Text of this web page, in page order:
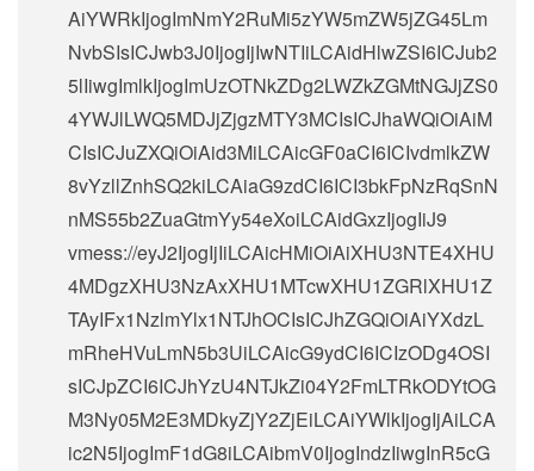
AiYWRkIjogImNmY2RuMi5zYW5mZW5jZG45Lm
NvbSIsICJwb3J0IjogIjIwNTIiLCAidHlwZSI6ICJub2
5lIiwgImlkIjogImUzOTNkZDg2LWZkZGMtNGJjZS0
4YWJlLWQ5MDJjZjgzMTY3MCIsICJhaWQiOiAiM
CIsICJuZXQiOiAid3MiLCAicGF0aCI6ICIvdmlkZW
8vYzllZnhSQ2kiLCAiaG9zdCI6ICI3bkFpNzRqSnN
nMS55b2ZuaGtmYy54eXoiLCAidGxzIjogIiJ9
vmess://eyJ2IjogIjIiLCAicHMiOiAiXHU3NTE4XHU
4MDgzXHU3NzAxXHU1MTcwXHU1ZGRlXHU1Z
TAyIFx1NzlmYlx1NTJhOCIsICJhZGQiOiAiYXdzL
mRheHVuLmN5b3UiLCAicG9ydCI6ICIzODg4OSI
sICJpZCI6ICJhYzU4NTJkZi04Y2FmLTRkODYtOG
M3Ny05M2E3MDkyZjY2ZjEiLCAiYWlkIjogIjAiLCA
ic2N5IjogImF1dG8iLCAibmV0IjogIndzIiwgInR5cG